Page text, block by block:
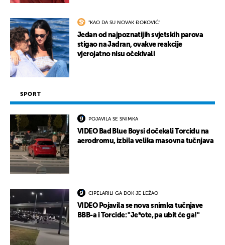
"KAO DA SU NOVAK ĐOKOVIĆ"
Jedan od najpoznatijih svjetskih parova
stigao na Jadran, ovakve reakcije
vjerojatno nisu očekivali
SPORT
POJAVILA SE SNIMKA
VIDEO Bad Blue Boysi dočekali Torcidu na
aerodromu, izbila velika masovna tučnjava
CIPELARILI GA DOK JE LEŽAO
VIDEO Pojavila se nova snimka tučnjave
BBB-a i Torcide: "Je*ote, pa ubit će ga!"